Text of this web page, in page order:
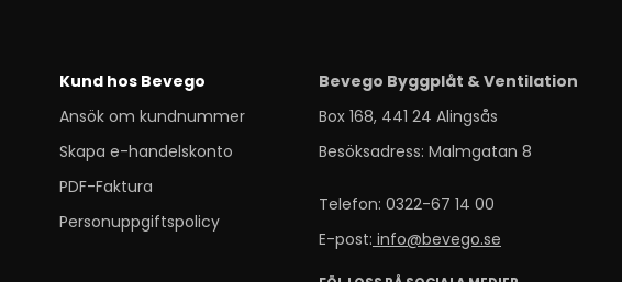
Kund hos Bevego
Ansök om kundnummer
Skapa e-handelskonto
PDF-Faktura
Personuppgiftspolicy
Bevego Byggplåt & Ventilation
Box 168, 441 24 Alingsås
Besöksadress: Malmgatan 8
Telefon: 0322-67 14 00
E-post: info@bevego.se